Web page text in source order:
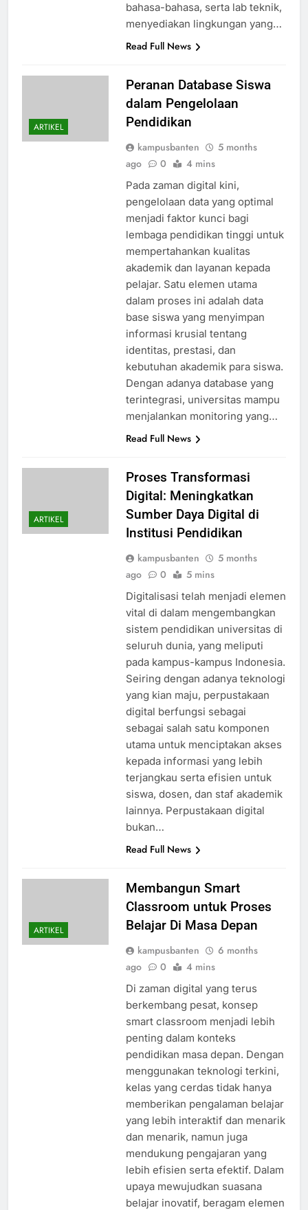
bahasa-bahasa, serta lab teknik,
menyediakan lingkungan yang…
Read Full News
ARTIKEL
Peranan Database Siswa
dalam Pengelolaan
Pendidikan
kampusbanten
5 months
ago
0 4 mins
Pada zaman digital kini,
pengelolaan data yang optimal
menjadi faktor kunci bagi
lembaga pendidikan tinggi untuk
mempertahankan kualitas
akademik dan layanan kepada
pelajar. Satu elemen utama
dalam proses ini adalah data
base siswa yang menyimpan
informasi krusial tentang
identitas, prestasi, dan
kebutuhan akademik para siswa.
Dengan adanya database yang
terintegrasi, universitas mampu
menjalankan monitoring yang…
Read Full News
ARTIKEL
Proses Transformasi
Digital: Meningkatkan
Sumber Daya Digital di
Institusi Pendidikan
kampusbanten
5 months
ago
0 5 mins
Digitalisasi telah menjadi elemen
vital di dalam mengembangkan
sistem pendidikan universitas di
seluruh dunia, yang meliputi
pada kampus-kampus Indonesia.
Seiring dengan adanya teknologi
yang kian maju, perpustakaan
digital berfungsi sebagai
sebagai salah satu komponen
utama untuk menciptakan akses
kepada informasi yang lebih
terjangkau serta efisien untuk
siswa, dosen, dan staf akademik
lainnya. Perpustakaan digital
bukan…
Read Full News
ARTIKEL
Membangun Smart
Classroom untuk Proses
Belajar Di Masa Depan
kampusbanten
6 months
ago
0 4 mins
Di zaman digital yang terus
berkembang pesat, konsep
smart classroom menjadi lebih
penting dalam konteks
pendidikan masa depan. Dengan
menggunakan teknologi terkini,
kelas yang cerdas tidak hanya
memberikan pengalaman belajar
yang lebih interaktif dan menarik
dan menarik, namun juga
mendukung pengajaran yang
lebih efisien serta efektif. Dalam
upaya mewujudkan suasana
belajar inovatif, beragam elemen